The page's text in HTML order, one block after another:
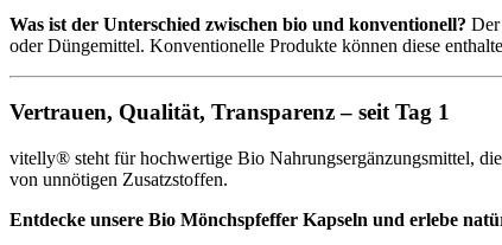
Was ist der Unterschied zwischen bio und konventionell?
oder Düngemittel. Konventionelle Produkte können diese
Vertrauen, Qualität, Transparenz – seit Tag 1
vitelly® steht für hochwertige Bio Nahrungsergänzungsmittel,
von unnötigen Zusatzstoffen.
Entdecke unsere Bio Mönchspfeffer Kapseln und erlebe